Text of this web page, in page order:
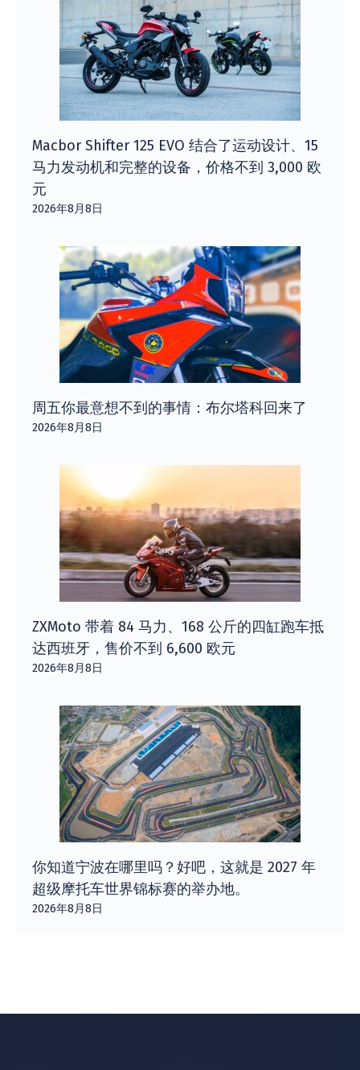
Macbor Shifter 125 EVO 结合了运动设计、15
马力发动机和完整的设备，价格不到 3,000 欧
元
2026年8月8日
周五你最意想不到的事情：布尔塔科回来了
2026年8月8日
ZXMoto 带着 84 马力、168 公斤的四缸跑车抵
达西班牙，售价不到 6,600 欧元
2026年8月8日
你知道宁波在哪里吗？好吧，这就是 2027 年
超级摩托车世界锦标赛的举办地。
2026年8月8日